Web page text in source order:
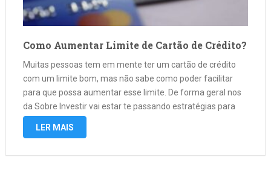
Como Aumentar Limite de Cartão de Crédito?
Muitas pessoas tem em mente ter um cartão de crédito
com um limite bom, mas não sabe como poder facilitar
para que possa aumentar esse limite. De forma geral nos
da Sobre Investir vai estar te passando estratégias para
aumentar seu limite do cartão sendo ele …
LER MAIS